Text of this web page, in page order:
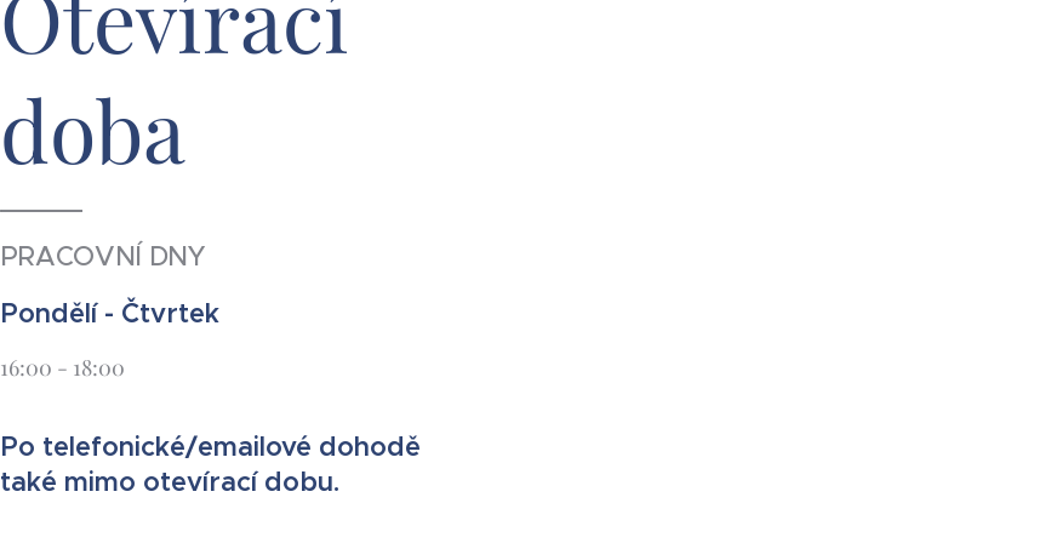
doba
PRACOVNÍ DNY
Pondělí - Čtvrtek
16:00 - 18:00
Po telefonické/emailové dohodě
také mimo otevírací dobu.